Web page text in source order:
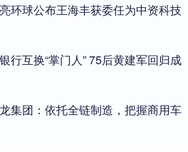
环球公布王海丰获委任为中资科技
行互换“掌门人” 75后黄建军回归成
集团：依托全链制造，把握商用车